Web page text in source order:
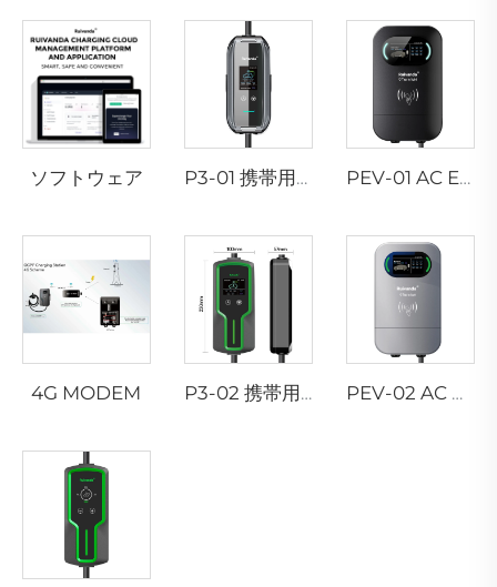
ソフトウェア P3-01 携帯用EV充電器 PEV-01 AC EV ウォールボックス
4G MODEM P3-02 携帯用EV充電器 PEV-02 AC EV ウォールボックス